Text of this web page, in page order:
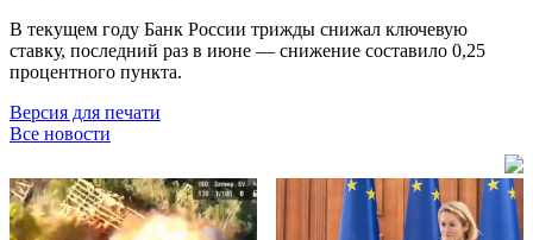
В текущем году Банк России трижды снижал ключевую
ставку, последний раз в июне — снижение составило 0,25
процентного пункта.
Версия для печати
Все новости